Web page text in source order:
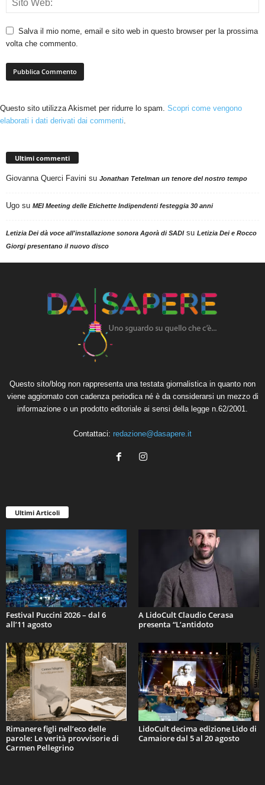
Salva il mio nome, email e sito web in questo browser per la prossima
volta che commento.
Questo sito utilizza Akismet per ridurre lo spam. Scopri come vengono
elaborati i dati derivati dai commenti
Ultimi commenti
Giovanna Querci Favini su Jonathan Tetelman un tenore del nostro tempo
Ugo su MEI Meeting delle Etichette Indipendenti festeggia 30 anni
Letizia Dei dà voce all'installazione sonora Agorà di SADIsu Letizia Dei e Rocco
Giorgi presentano il nuovo disco
Questo sito/blog non rappresenta una testata giornalistica in quanto non
viene aggiornato con cadenza periodica né è da considerarsi un mezzo di
informazione o un prodotto editoriale ai sensi della legge n.62/2001.
Contattaci: redazione@dasapere.it
Ultimi Articoli
Festival Puccini 2026 – dal 6
all’11 agosto
A LidoCult Claudio Cerasa
presenta “L’antidoto
Rimanere figli nell’eco delle
parole: Le verità provvisorie di
Carmen Pellegrino
LidoCult decima edizione Lido di
Camaiore dal 5 al 20 agosto